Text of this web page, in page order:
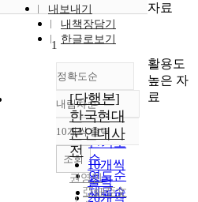
내보내기
내책장담기
한글로보기
정확도순
정확도
순
인기도
순
연도순
제목순
내림차순
내림차순
10개씩 출력
10개씩
출력
20개씩
조회
1
[단행본]
한국현대
문인대사
전
권영민
亞細亞文
자료
활용도
높은 자
료